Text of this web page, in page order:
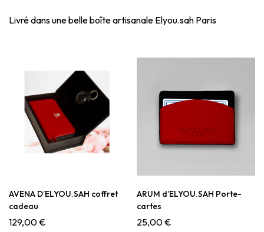
Livré dans une belle boîte artisanale Elyou.sah Paris
AVENA D’ELYOU.SAH coffret
cadeau
129,00€
ARUM d’ELYOU.SAH Porte-
cartes
25,00€